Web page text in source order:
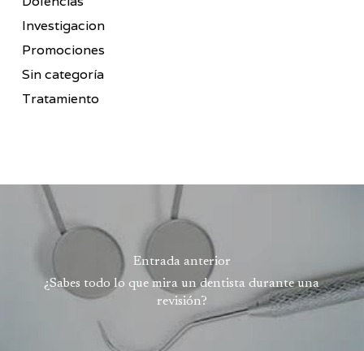
Investigacion
Promociones
Sin categoría
Tratamiento
Entrada anterior
¿Sabes todo lo que mira un dentista durante una
revisión?